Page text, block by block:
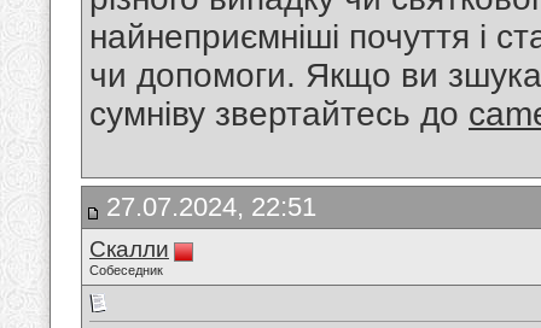
найнеприємніші почуття і
чи допомоги. Якщо ви
сумніву звертайтесь до
27.07.2024, 22:51
Скалли
Собеседник